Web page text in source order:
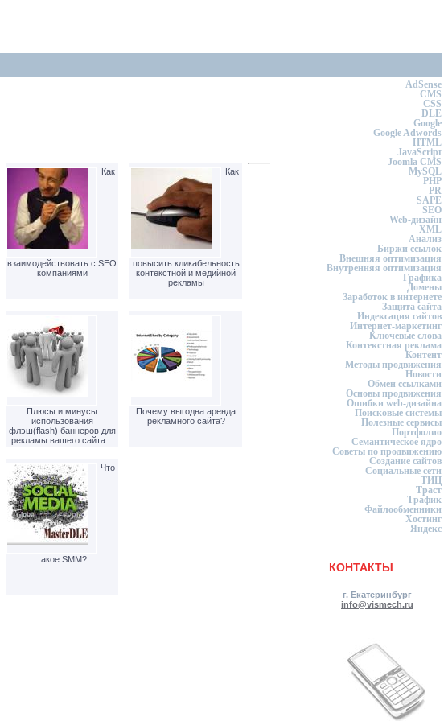
Как
взаимодействовать с SEO
компаниями
Как
повысить кликабельность
контекстной и медийной
рекламы
Плюсы и минусы
использования
флэш(flash) баннеров для
рекламы вашего сайта...
Почему выгодна аренда
рекламного сайта?
Что
такое SMM?
AdSense
CMS
CSS
DLE
Google
Google Adwords
HTML
JavaScript
Joomla CMS
MySQL
PHP
PR
SAPE
SEO
Web-дизайн
XML
Анализ
Биржи ссылок
Внешняя оптимизация
Внутренняя оптимизация
Графика
Домены
Заработок в интернете
Защита сайта
Индексация сайтов
Интернет-маркетинг
Ключевые слова
Контекстная реклама
Контент
Методы продвижения
Новости
Обмен ссылками
Основы продвижения
Ошибки web-дизайна
Поисковые системы
Полезные сервисы
Портфолио
Семантическое ядро
Советы по продвижению
Создание сайтов
Социальные сети
ТИЦ
Траст
Трафик
Файлообменники
Хостинг
Яндекс
КОНТАКТЫ
г. Екатеринбург
info@vismech.ru